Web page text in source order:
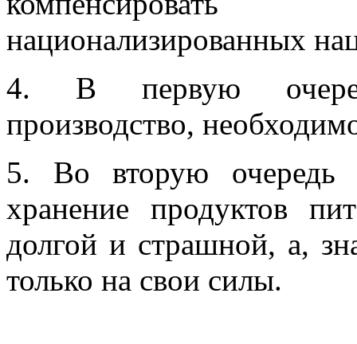
национализированных
4. В первую
производство,
5. Во вторую очередь
хранение продуктов
долгой и страшной, а,
только на свои силы.